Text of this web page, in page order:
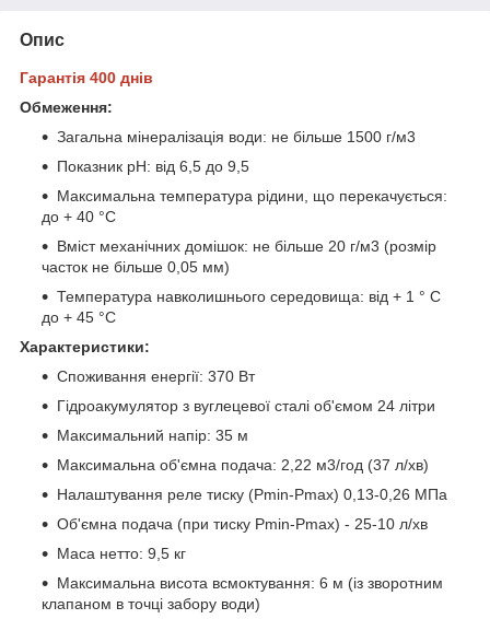
Опис
Гарантія 400 днів
Обмеження:
Загальна мінералізація води: не більше 1500 г/м3
Показник pH: від 6,5 до 9,5
Максимальна температура рідини, що перекачується:
до + 40 °С
Вміст механічних домішок: не більше 20 г/м3 (розмір
часток не більше 0,05 мм)
Температура навколишнього середовища: від + 1 ° С
до + 45 °С
Характеристики:
Споживання енергії: 370 Вт
Гідроакумулятор з вуглецевої сталі об'ємом 24 літри
Максимальний напір: 35 м
Максимальна об'ємна подача: 2,22 м3/год (37 л/хв)
Налаштування реле тиску (Рmin-Рmax) 0,13-0,26 МПа
Об'ємна подача (при тиску Рmin-Рmax) - 25-10 л/хв
Маса нетто: 9,5 кг
Максимальна висота всмоктування: 6 м (із зворотним
клапаном в точці забору води)